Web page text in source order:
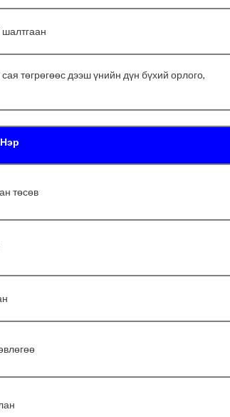
шалтгаан
төгрөгөөс дээш үнийн дүн бүхий орлого,
Нэр
төсөв